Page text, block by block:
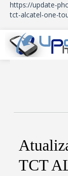
https://update-
tct-alcatel-one-
TCT